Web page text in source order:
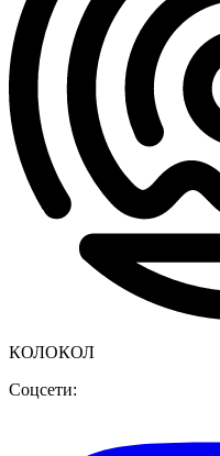
КОЛОКОЛ
Соцсети: